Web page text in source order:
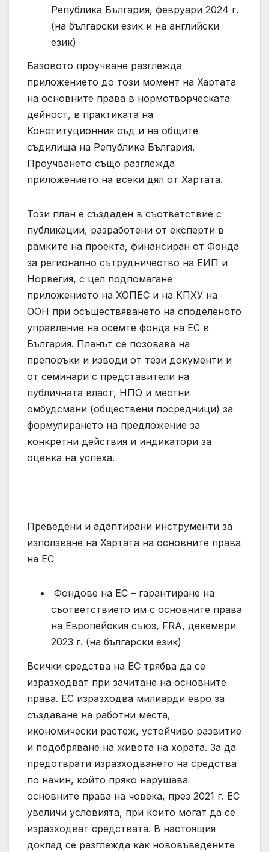
Република България, февруари 2024 г.
(на български език и на английски
език)
Базовото проучване разглежда
приложението до този момент на Хартата
на основните права в нормотворческата
дейност, в практиката на
Конституционния съд и на общите
съдилища на Република България.
Проучването също разглежда
приложението на всеки дял от Хартата.
Този план е създаден в съответствие с
публикации, разработени от експерти в
рамките на проекта, финансиран от Фонда
за регионално сътрудничество на ЕИП и
Норвегия, с цел подпомагане
приложението на ХОПЕС и на КПХУ на
ООН при осъществяването на споделеното
управление на осемте фонда на ЕС в
България. Планът се позовава на
препоръки и изводи от тези документи и
от семинари с представители на
публичната власт, НПО и местни
омбудсмани (обществени посредници) за
формулирането на предложение за
конкретни действия и индикатори за
оценка на успеха.
Преведени и адаптирани инструменти за
използване на Хартата на основните права
на ЕС
Фондове на ЕС – гарантиране на
съответствието им с основните права
на Европейския съюз, FRA, декември
2023 г. (на български език)
Всички средства на ЕС трябва да се
изразходват при зачитане на основните
права. ЕС изразходва милиарди евро за
създаване на работни места,
икономически растеж, устойчиво развитие
и подобряване на живота на хората. За да
предотврати изразходването на средства
по начин, който пряко нарушава
основните права на човека, през 2021 г. ЕС
увеличи условията, при които могат да се
изразходват средствата. В настоящия
доклад се разглежда как нововъведените